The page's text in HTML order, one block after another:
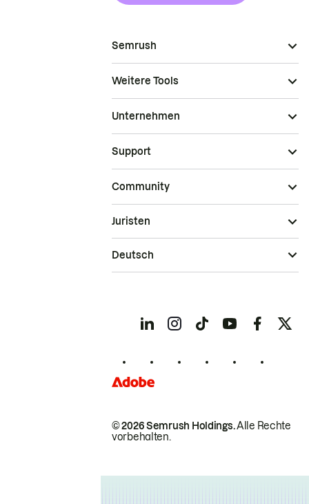
Semrush
Weitere Tools
Unternehmen
Support
Community
© 2026 Semrush Holdings.Alle Rechte
vorbehalten.
Juristen
Deutsch